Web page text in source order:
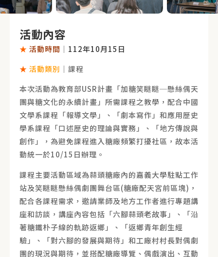
活動內容
★ 活動時間 ｜ 112年10月15日
★ 活動類別 ｜課程
本次活動為教育部USR計畫「加糖笑瞇瞇─懸絲偶天
團與糖文化的永續計畫」所需課程之教學，配合中國
文學系課程「報導文學」、「劇本寫作」和應用歷史
學系課程「口述歷史的理論與實務」、「地方傳說與
創作」，為避免課程進入糖廠頻繁打擾社區，故本活
動統一於10/15日辦理。
課程主要活動區域為蒜頭糖廠內的嘉義大學駐點工作
站及笑瞇瞇懸絲偶劇團舞台區(糖廠配天宮前區塊)，
配合各課程需求，邀請業師及地方工作者進行專題講
座和訪談，講座內容包括「六腳蒜頭老故事」、「沿
著糖鐵朴子線的軌跡返鄉」、「返鄉青年創生經
驗」、「對六腳的發展與期待」和工廠村村長對偶劇
團的現況與期待，並搭配糖廠導覽、偶戲演出、互動